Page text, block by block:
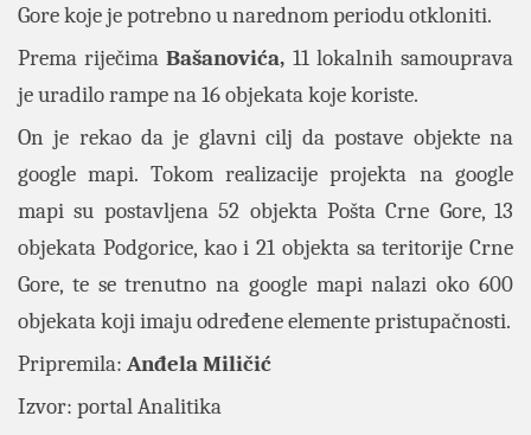
Gore koje je potrebno u narednom periodu otkloniti.
Prema riječimaBašanovića, 11 lokalnih samouprava
je uradilo rampe na 16 objekata koje koriste.
On je rekao da je glavni cilj da postave objekte na
google mapi. Tokom realizacije projekta na google
mapi su postavljena 52 objekta Pošta Crne Gore, 13
objekata Podgorice, kao i 21 objekta sa teritorije Crne
Gore, te se trenutno na google mapi nalazi oko 600
objekata koji imaju određene elemente pristupačnosti.
Pripremila: Anđela Miličić
Izvor: portal Analitika